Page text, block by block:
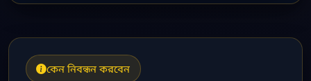
কেন নিবন্ধন করবেন